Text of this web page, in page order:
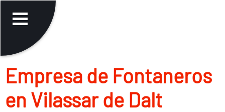
Empresa de Fontaneros
en Vilassar de Dalt